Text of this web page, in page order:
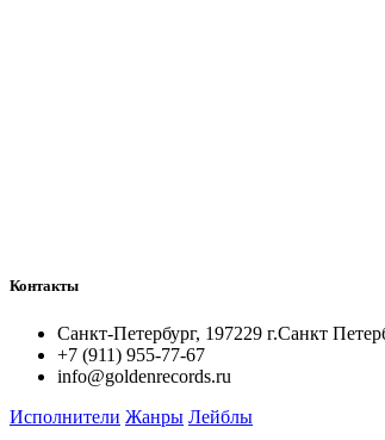
Контакты
Санкт-Петербург, 197229 г.Санкт
+7 (911) 955-77-67
info@goldenrecords.ru
Исполнители Жанры Лейблы